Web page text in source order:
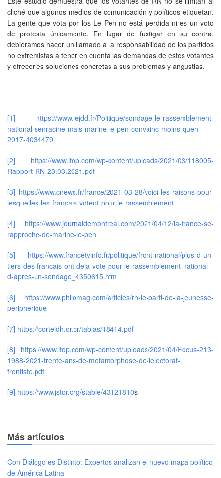
cliché que algunos medios de comunicación y políticos etiquetan.
La gente que vota por los Le Pen no está perdida ni es un voto
de protesta únicamente. En lugar de fustigar en su contra,
debiéramos hacer un llamado a la responsabilidad de los partidos
no extremistas a tener en cuenta las demandas de estos votantes
y ofrecerles soluciones concretas a sus problemas y angustias.
[1]
https://www.lejdd.fr/Politique/sondage-le-rassemblement-
national-senracine-mais-marine-le-pen-convainc-moins-quen-
2017-4034479
[2]
https://www.ifop.com/wp-content/uploads/2021/03/118005-
Rapport-RN-23.03.2021.pdf
[3] https://www.cnews.fr/france/2021-03-28/voici-les-raisons-pour-
lesquelles-les-francais-votent-pour-le-rassemblement
[4]
https://www.journaldemontreal.com/2021/04/12/la-france-se-
rapproche-de-marine-le-pen
[5]
https://www.francetvinfo.fr/politique/front-national/plus-d-un-
tiers-des-francais-ont-deja-vote-pour-le-rassemblement-national-
d-apres-un-sondage_4350615.htm
[6]
https://www.philomag.com/articles/rn-le-parti-de-la-jeunesse-
peripherique
[7] https://corteidh.or.cr/tablas/18414.pdf
[8]
https://www.ifop.com/wp-content/uploads/2021/04/Focus-213-
1988-2021-trente-ans-de-metamorphose-de-lelectorat-
frontiste.pdf
[9] https://www.jstor.org/stable/43121810s
Más artículos
Con Diálogo es Distinto: Expertos analizan el nuevo mapa político
de América Latina